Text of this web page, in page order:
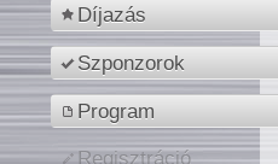
Díjazás
Szponzorok
Program
Regisztráció